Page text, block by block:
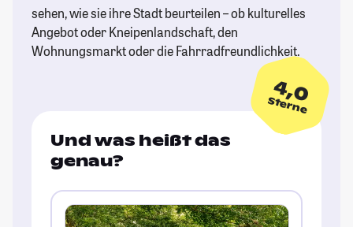
sehen, wie sie ihre Stadt beurteilen – ob kulturelles
Angebot oder Kneipenlandschaft, den
Wohnungsmarkt oder die Fahrradfreundlichkeit.
4,0
Sterne
Und was heißt das
genau?